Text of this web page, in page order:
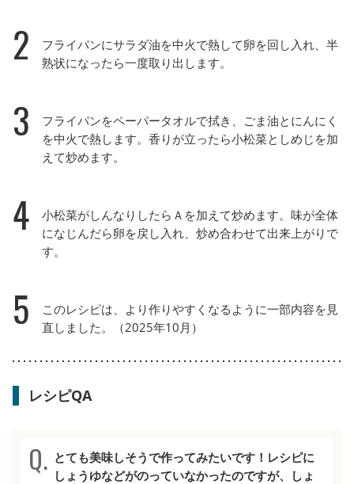
2
フライパンにサラダ油を中火で熱して卵を回し入れ、半
熟状になったら一度取り出します。
3
フライパンをペーパータオルで拭き、ごま油とにんにく
を中火で熱します。香りが立ったら小松菜としめじを加
えて炒めます。
4
小松菜がしんなりしたらＡを加えて炒めます。味が全体
になじんだら卵を戻し入れ、炒め合わせて出来上がりで
す。
5
このレシピは、より作りやすくなるように一部内容を見
直しました。（2025年10月）
レシピQA
とても美味しそうで作ってみたいです！レシピに
しょうゆなどがのっていなかったのですが、しょ